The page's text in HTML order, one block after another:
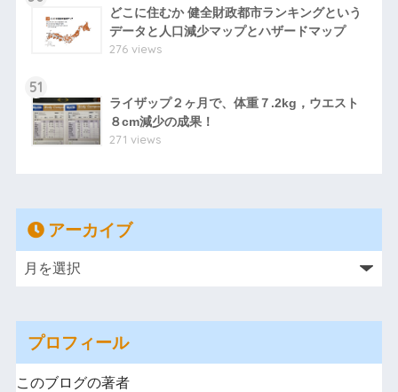
どこに住むか 健全財政都市ランキングという
データと人口減少マップとハザードマップ
276 views
51
ライザップ２ヶ月で、体重７.2kg，ウエスト
８cm減少の成果！
271 views
アーカイブ
プロフィール
このブログの著者